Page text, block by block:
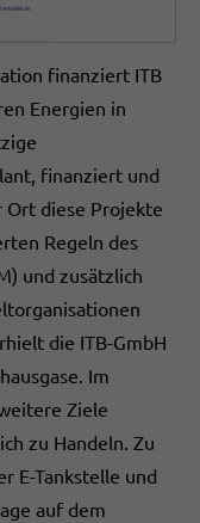
finanziert ITB
Energien in
finanziert und
diese Projekte
Regeln des
und zusätzlich
die ITB-GmbH
Im
Ziele
zu Handeln. Zu
E-Tankstelle und
auf dem